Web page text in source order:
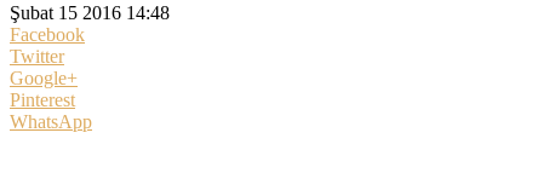
Şubat 15 2016 14:48
Facebook
Twitter
Google+
Pinterest
WhatsApp